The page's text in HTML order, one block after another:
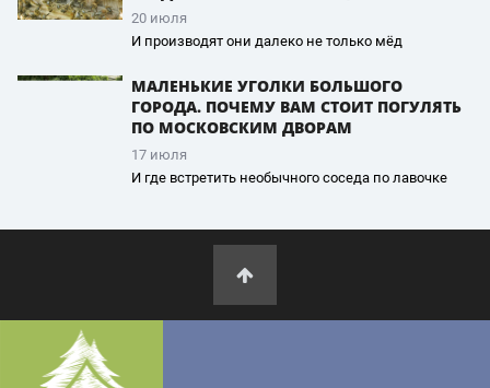
20 июля
И производят они далеко не только мёд
МАЛЕНЬКИЕ УГОЛКИ БОЛЬШОГО
ГОРОДА. ПОЧЕМУ ВАМ СТОИТ ПОГУЛЯТЬ
ПО МОСКОВСКИМ ДВОРАМ
17 июля
И где встретить необычного соседа по лавочке